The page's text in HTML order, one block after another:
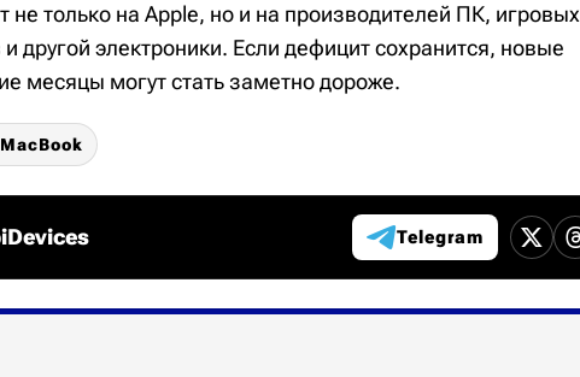
не только на Apple, но и на производителей ПК, игровых
другой электроники. Если дефицит сохранится, новые
месяцы могут стать заметно дороже.
MacBook
Telegram